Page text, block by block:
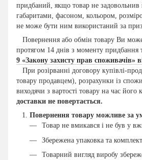
придбаний, якщо товар не
габаритами, фасоном, кольором,
не може бути ним використаний за
Повернення або обмін товару Ви
протягом 14 днів з моменту придбання
9 «Закону захисту прав споживачів»
При розірванні договору купівлі-
товару продавцем), розрахунки із
виходячи з вартості товару на час його
доставки не повертається.
Повернення товару можливе за
Товар не вмикався і не був у
Збережена упаковка та
Товарний вигляд виробу